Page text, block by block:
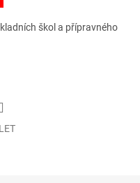
škol a přípravného